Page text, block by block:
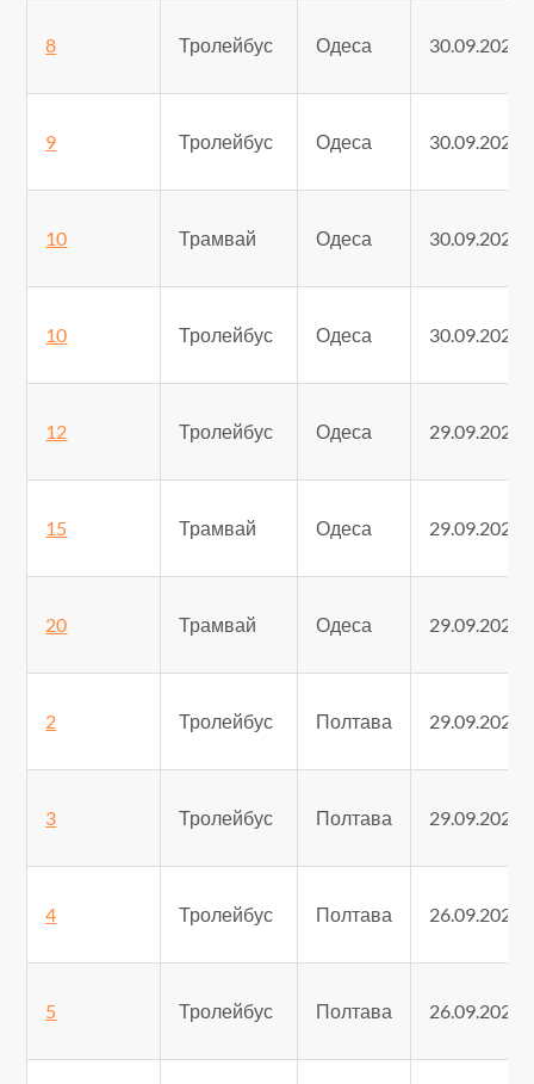
8 Тролейбус Одеса 30.09.2025
9 Тролейбус Одеса 30.09.2025
10 Трамвай Одеса 30.09.2025
10 Тролейбус Одеса 30.09.2025
12 Тролейбус Одеса 29.09.2025
15 Трамвай Одеса 29.09.2025
20 Трамвай Одеса 29.09.2025
2 Тролейбус Полтава 29.09.2025
3 Тролейбус Полтава 29.09.2025
4 Тролейбус Полтава 26.09.2025
5 Тролейбус Полтава 26.09.2025